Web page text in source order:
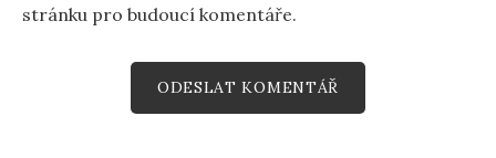
stránku pro budoucí komentáře.